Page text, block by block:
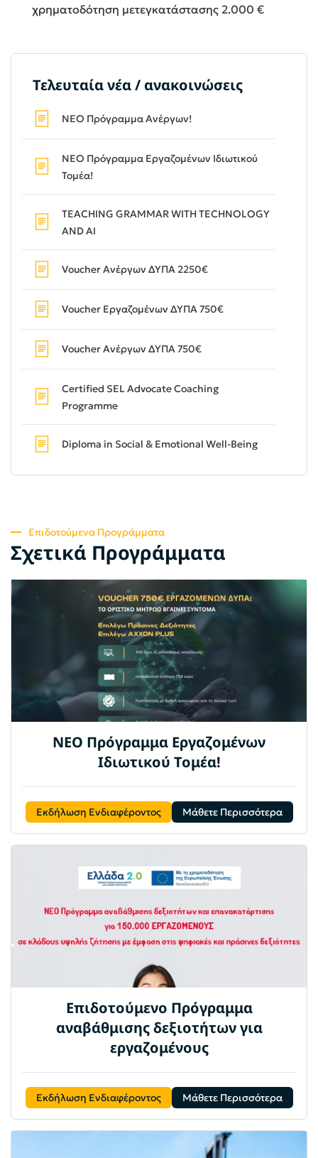
χρηματοδότηση μετεγκατάστασης 2.000 €
Τελευταία νέα / ανακοινώσεις
ΝΕΟ Πρόγραμμα Ανέργων!
ΝΕΟ Πρόγραμμα Εργαζομένων Ιδιωτικού
Τομέα!
TEACHING GRAMMAR WITH TECHNOLOGY
AND AI
Voucher Ανέργων ΔΥΠΑ 2250€
Voucher Εργαζομένων ΔΥΠΑ 750€
Voucher Ανέργων ΔΥΠΑ 750€
Certified SEL Advocate Coaching
Programme
Diploma in Social & Emotional Well-Being
Επιδοτούμενα Προγράμματα
Σχετικά Προγράμματα
ΝΕΟ Πρόγραμμα Εργαζομένων
Ιδιωτικού Τομέα!
Εκδήλωση Ενδιαφέροντος Μάθετε Περισσότερα
Eπιδοτούμενο Πρόγραμμα
αναβάθμισης δεξιοτήτων για
εργαζομένους
Εκδήλωση Ενδιαφέροντος Μάθετε Περισσότερα